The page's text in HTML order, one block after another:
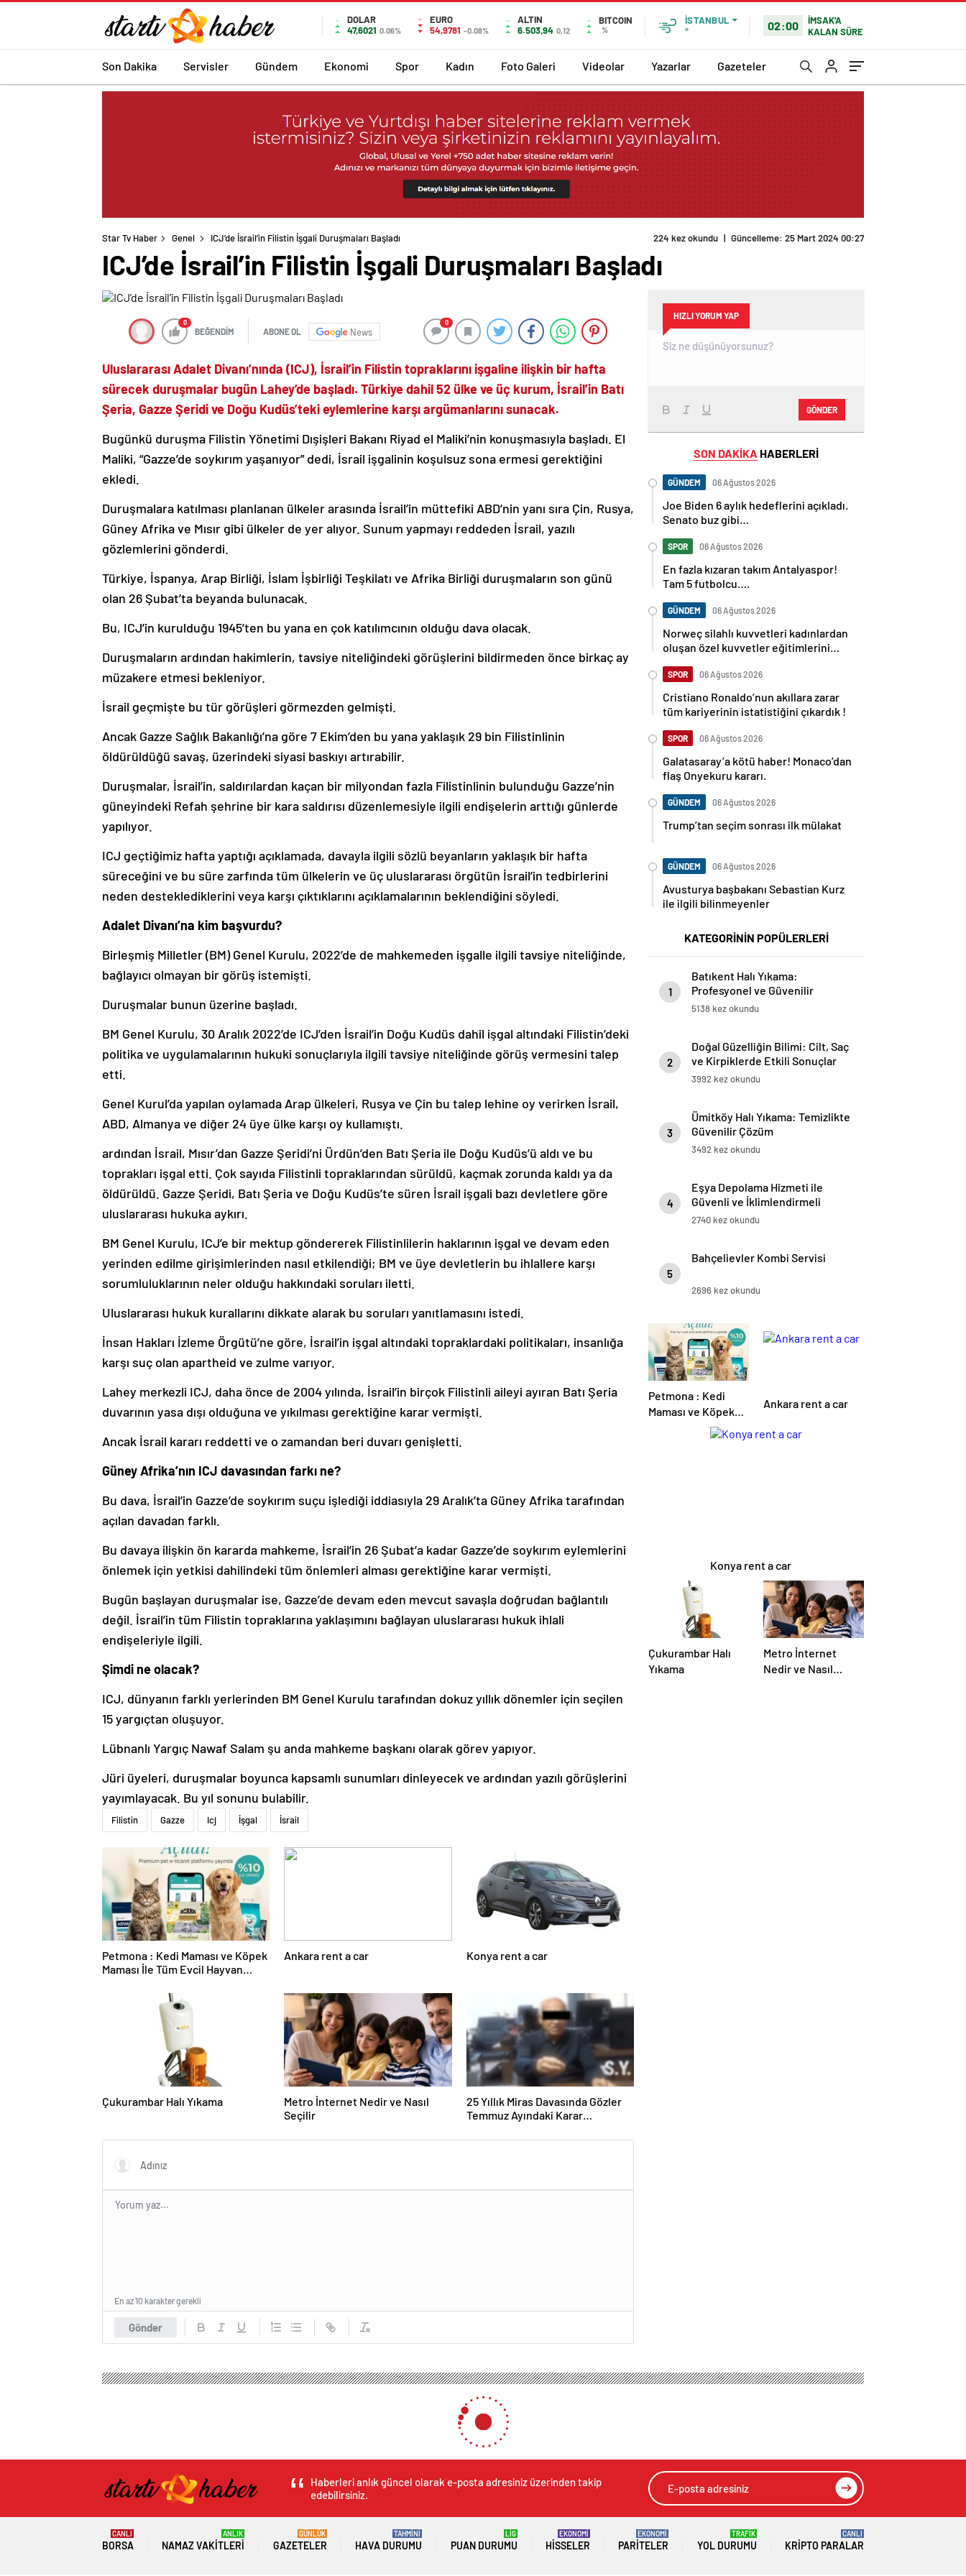
DOLAR
47,6021 0.06%
EURO
54,9781 -0.08%
ALTIN
6.503,94 0,12
BITCOIN
%
İSTANBUL
°
02:00
İMSAK'A
KALAN SÜRE
Son Dakika Servisler Gündem Ekonomi Spor Kadın Foto Galeri Videolar Yazarlar Gazeteler
Star Tv Haber Genel ICJ’de İsrail’in Filistin İşgali Duruşmaları Başladı 224 kez okundu | Güncelleme: 25 Mart 2024 00:27
ICJ’de İsrail’in Filistin İşgali Duruşmaları Başladı
0
BEĞENDİM ABONE OL News
0
Uluslararası Adalet Divanı’nında (ICJ), İsrail’in Filistin topraklarını işgaline ilişkin bir hafta
sürecek duruşmalar bugün Lahey’de başladı. Türkiye dahil 52 ülke ve üç kurum, İsrail’in Batı
Şeria, Gazze Şeridi ve Doğu Kudüs’teki eylemlerine karşı argümanlarını sunacak.
Bugünkü duruşma Filistin Yönetimi Dışişleri Bakanı Riyad el Maliki’nin konuşmasıyla başladı. El
Maliki, “Gazze’de soykırım yaşanıyor” dedi, İsrail işgalinin koşulsuz sona ermesi gerektiğini
ekledi.
Duruşmalara katılması planlanan ülkeler arasında İsrail’in müttefiki ABD’nin yanı sıra Çin, Rusya,
Güney Afrika ve Mısır gibi ülkeler de yer alıyor. Sunum yapmayı reddeden İsrail, yazılı
gözlemlerini gönderdi.
Türkiye, İspanya, Arap Birliği, İslam İşbirliği Teşkilatı ve Afrika Birliği duruşmaların son günü
olan 26 Şubat’ta beyanda bulunacak.
Bu, ICJ’in kurulduğu 1945’ten bu yana en çok katılımcının olduğu dava olacak.
Duruşmaların ardından hakimlerin, tavsiye niteliğindeki görüşlerini bildirmeden önce birkaç ay
müzakere etmesi bekleniyor.
İsrail geçmişte bu tür görüşleri görmezden gelmişti.
Ancak Gazze Sağlık Bakanlığı’na göre 7 Ekim’den bu yana yaklaşık 29 bin Filistinlinin
öldürüldüğü savaş, üzerindeki siyasi baskıyı artırabilir.
Duruşmalar, İsrail’in, saldırılardan kaçan bir milyondan fazla Filistinlinin bulunduğu Gazze’nin
güneyindeki Refah şehrine bir kara saldırısı düzenlemesiyle ilgili endişelerin arttığı günlerde
yapılıyor.
ICJ geçtiğimiz hafta yaptığı açıklamada, davayla ilgili sözlü beyanların yaklaşık bir hafta
süreceğini ve bu süre zarfında tüm ülkelerin ve üç uluslararası örgütün İsrail’in tedbirlerini
neden desteklediklerini veya karşı çıktıklarını açıklamalarının beklendiğini söyledi.
Adalet Divanı’na kim başvurdu?
Birleşmiş Milletler (BM) Genel Kurulu, 2022’de de mahkemeden işgalle ilgili tavsiye niteliğinde,
bağlayıcı olmayan bir görüş istemişti.
Duruşmalar bunun üzerine başladı.
BM Genel Kurulu, 30 Aralık 2022’de ICJ’den İsrail’in Doğu Kudüs dahil işgal altındaki Filistin’deki
politika ve uygulamalarının hukuki sonuçlarıyla ilgili tavsiye niteliğinde görüş vermesini talep
etti.
Genel Kurul’da yapılan oylamada Arap ülkeleri, Rusya ve Çin bu talep lehine oy verirken İsrail,
ABD, Almanya ve diğer 24 üye ülke karşı oy kullamıştı.
ardından İsrail, Mısır’dan Gazze Şeridi’ni Ürdün’den Batı Şeria ile Doğu Kudüs’ü aldı ve bu
toprakları işgal etti. Çok sayıda Filistinli topraklarından sürüldü, kaçmak zorunda kaldı ya da
öldürüldü. Gazze Şeridi, Batı Şeria ve Doğu Kudüs’te süren İsrail işgali bazı devletlere göre
uluslararası hukuka aykırı.
BM Genel Kurulu, ICJ’e bir mektup göndererek Filistinlilerin haklarının işgal ve devam eden
yerinden edilme girişimlerinden nasıl etkilendiği; BM ve üye devletlerin bu ihlallere karşı
sorumluluklarının neler olduğu hakkındaki soruları iletti.
Uluslararası hukuk kurallarını dikkate alarak bu soruları yanıtlamasını istedi.
İnsan Hakları İzleme Örgütü’ne göre, İsrail’in işgal altındaki topraklardaki politikaları, insanlığa
karşı suç olan apartheid ve zulme varıyor.
Lahey merkezli ICJ, daha önce de 2004 yılında, İsrail’in birçok Filistinli aileyi ayıran Batı Şeria
duvarının yasa dışı olduğuna ve yıkılması gerektiğine karar vermişti.
Ancak İsrail kararı reddetti ve o zamandan beri duvarı genişletti.
Güney Afrika’nın ICJ davasından farkı ne?
Bu dava, İsrail’in Gazze’de soykırım suçu işlediği iddiasıyla 29 Aralık’ta Güney Afrika tarafından
açılan davadan farklı.
Bu davaya ilişkin ön kararda mahkeme, İsrail’in 26 Şubat’a kadar Gazze’de soykırım eylemlerini
önlemek için yetkisi dahilindeki tüm önlemleri alması gerektiğine karar vermişti.
Bugün başlayan duruşmalar ise, Gazze’de devam eden mevcut savaşla doğrudan bağlantılı
değil. İsrail’in tüm Filistin topraklarına yaklaşımını bağlayan uluslararası hukuk ihlali
endişeleriyle ilgili.
Şimdi ne olacak?
ICJ, dünyanın farklı yerlerinden BM Genel Kurulu tarafından dokuz yıllık dönemler için seçilen
15 yargıçtan oluşuyor.
Lübnanlı Yargıç Nawaf Salam şu anda mahkeme başkanı olarak görev yapıyor.
Jüri üyeleri, duruşmalar boyunca kapsamlı sunumları dinleyecek ve ardından yazılı görüşlerini
yayımlayacak. Bu yıl sonunu bulabilir.
Filistin Gazze Icj İşgal İsrail
Petmona : Kedi Maması ve Köpek
Maması İle Tüm Evcil Hayvan
Ankara rent a car Konya rent a car
Çukurambar Halı Yıkama
Metro İnternet Nedir ve Nasıl
Seçilir
25 Yıllık Miras Davasında Gözler
Temmuz Ayındaki Karar
Gönder
En az 10 karakter gerekli
HIZLI YORUM YAP
GÖNDER
SON DAKİKA HABERLERİ
GÜNDEM 06 Ağustos 2026
Joe Biden 6 aylık hedeflerini açıkladı.
Senato buz gibi…
SPOR 06 Ağustos 2026
En fazla kızaran takım Antalyaspor!
Tam 5 futbolcu….
GÜNDEM 06 Ağustos 2026
Norweç silahlı kuvvetleri kadınlardan
oluşan özel kuvvetler eğitimlerini
SPOR 06 Ağustos 2026
Cristiano Ronaldo’nun akıllara zarar
tüm kariyerinin istatistiğini çıkardık !
SPOR 06 Ağustos 2026
Galatasaray’a kötü haber! Monaco’dan
flaş Onyekuru kararı.
GÜNDEM 06 Ağustos 2026
Trump’tan seçim sonrası ilk mülakat
GÜNDEM 06 Ağustos 2026
Avusturya başbakanı Sebastian Kurz
ile ilgili bilinmeyenler
KATEGORİNİN POPÜLERLERİ
1
Batıkent Halı Yıkama:
Profesyonel ve Güvenilir
Hizmetler
5138 kez okundu
2
Doğal Güzelliğin Bilimi: Cilt, Saç
ve Kirpiklerde Etkili Sonuçlar
3992 kez okundu
3
Ümitköy Halı Yıkama: Temizlikte
Güvenilir Çözüm
3492 kez okundu
4
Eşya Depolama Hizmeti ile
Güvenli ve İklimlendirmeli
Saklama Rehberi
2740 kez okundu
5
Bahçelievler Kombi Servisi
2696 kez okundu
Petmona : Kedi
Maması ve Köpek
Maması İle Tüm
Ankara rent a car
Konya rent a car
Çukurambar Halı
Yıkama
Metro İnternet
Nedir ve Nasıl
Haberleri anlık güncel olarak e-posta adresiniz üzerinden takip
edebilirsiniz.
BORSA
CANLI
NAMAZ VAKITLERI
ANLIK
GAZETELER
GÜNLÜK
HAVA DURUMU
TAHMİNİ
PUAN DURUMU
LİG
HISSELER
EKONOMİ
PARITELER
EKONOMİ
YOL DURUMU
TRAFİK
KRIPTO PARALAR
CANLI